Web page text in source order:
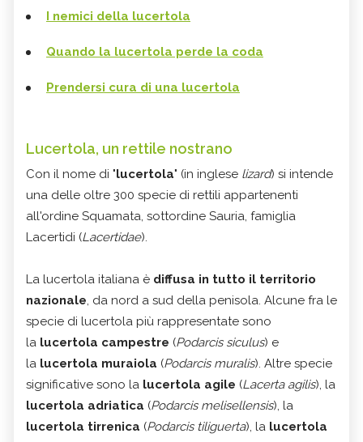
I nemici della lucertola
Quando la lucertola perde la coda
Prendersi cura di una lucertola
Lucertola, un rettile nostrano
Con il nome di "lucertola" (in inglese lizard) si intende
una delle oltre 300 specie di rettili appartenenti
all'ordine Squamata, sottordine Sauria, famiglia
Lacertidi (Lacertidae).
La lucertola italiana è diffusa in tutto il territorio
nazionale, da nord a sud della penisola. Alcune fra le
specie di lucertola più rappresentate sono
la lucertola campestre (Podarcis siculus) e
la lucertola muraiola (Podarcis muralis). Altre specie
significative sono la lucertola agile (Lacerta agilis), la
lucertola adriatica (Podarcis melisellensis), la
lucertola tirrenica (Podarcis tiliguerta), la lucertola